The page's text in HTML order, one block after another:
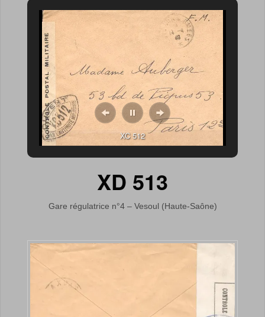
XC 512
XD 513
Gare régulatrice n°4 – Vesoul (Haute-Saône)